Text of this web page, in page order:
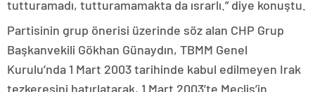
tutturamadı, tutturamamakta da ısrarlı.” diye konuştu.
Partisinin grup önerisi üzerinde söz alan CHP Grup
Başkanvekili Gökhan Günaydın, TBMM Genel
Kurulu’nda 1 Mart 2003 tarihinde kabul edilmeyen Irak
tezkeresini hatırlatarak, 1 Mart 2003’te Meclis’in